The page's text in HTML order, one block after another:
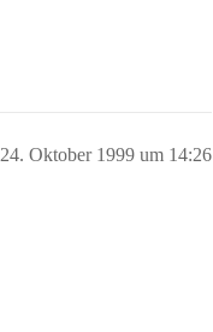
24. Oktober 1999 um 14:26